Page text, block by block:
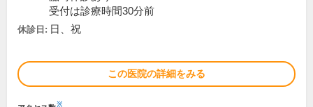
受付は診療時間30分前
休診日: 日、祝
この医院の詳細をみる
※